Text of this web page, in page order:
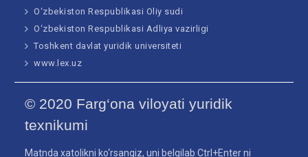
O‘zbekiston Respublikasi Oliy sudi
O‘zbekiston Respublikasi Adliya vazirligi
Toshkent davlat yuridik universiteti
www.lex.uz
© 2020 Farg‘ona viloyati yuridik
texnikumi
Matnda xatolikni ko‘rsangiz, uni belgilab Ctrl+Enter ni